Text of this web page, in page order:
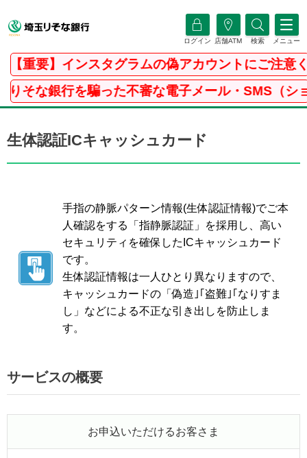
ログイン 店舗ATM 検索 メニュー
重要】インスタグラムの偽アカウントにご注意くだ
銀行を騙った不審な電子メール・SMS（ショー
生体認証ICキャッシュカード
手指の静脈パターン情報(生体認証情報)でご本
人確認をする「指静脈認証」を採用し、高い
セキュリティを確保したICキャッシュカード
です。
生体認証情報は一人ひとり異なりますので、
キャッシュカードの「偽造｣｢盗難｣｢なりすま
し」などによる不正な引き出しを防止しま
す。
サービスの概要
お申込いただけるお客さま